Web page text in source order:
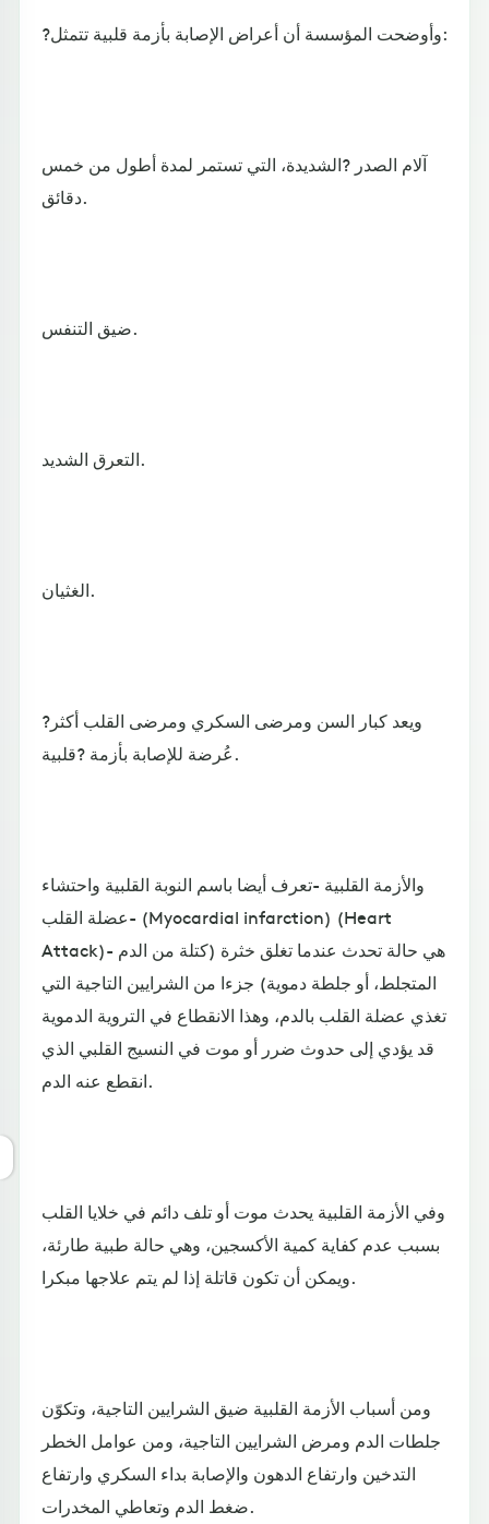
?وأوضحت المؤسسة أن أعراض الإصابة بأزمة قلبية تتمثل:
آلام الصدر ?الشديدة، التي تستمر لمدة أطول من خمس
دقائق.
ضيق التنفس.
التعرق الشديد.
الغثيان.
?ويعد كبار السن ومرضى السكري ومرضى القلب أكثر
عُرضة للإصابة بأزمة ?قلبية.
والأزمة القلبية -تعرف أيضا باسم النوبة القلبية واحتشاء
عضلة القلب- (Myocardial infarction) (Heart
Attack)- هي حالة تحدث عندما تغلق خثرة (كتلة من الدم
المتجلط، أو جلطة دموية) جزءا من الشرايين التاجية التي
تغذي عضلة القلب بالدم، وهذا الانقطاع في التروية الدموية
قد يؤدي إلى حدوث ضرر أو موت في النسيج القلبي الذي
انقطع عنه الدم.
وفي الأزمة القلبية يحدث موت أو تلف دائم في خلايا القلب
بسبب عدم كفاية كمية الأكسجين، وهي حالة طبية طارئة،
ويمكن أن تكون قاتلة إذا لم يتم علاجها مبكرا.
ومن أسباب الأزمة القلبية ضيق الشرايين التاجية، وتكوّن
جلطات الدم ومرض الشرايين التاجية، ومن عوامل الخطر
التدخين وارتفاع الدهون والإصابة بداء السكري وارتفاع
ضغط الدم وتعاطي المخدرات.